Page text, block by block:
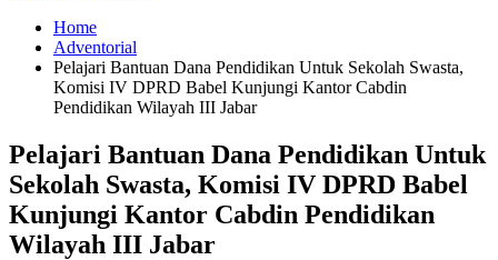
Home
Adventorial
Pelajari Bantuan Dana Pendidikan Untuk Sekolah Swasta,
Komisi IV DPRD Babel Kunjungi Kantor Cabdin
Pendidikan Wilayah III Jabar
Pelajari Bantuan Dana Pendidikan Untuk
Sekolah Swasta, Komisi IV DPRD Babel
Kunjungi Kantor Cabdin Pendidikan
Wilayah III Jabar